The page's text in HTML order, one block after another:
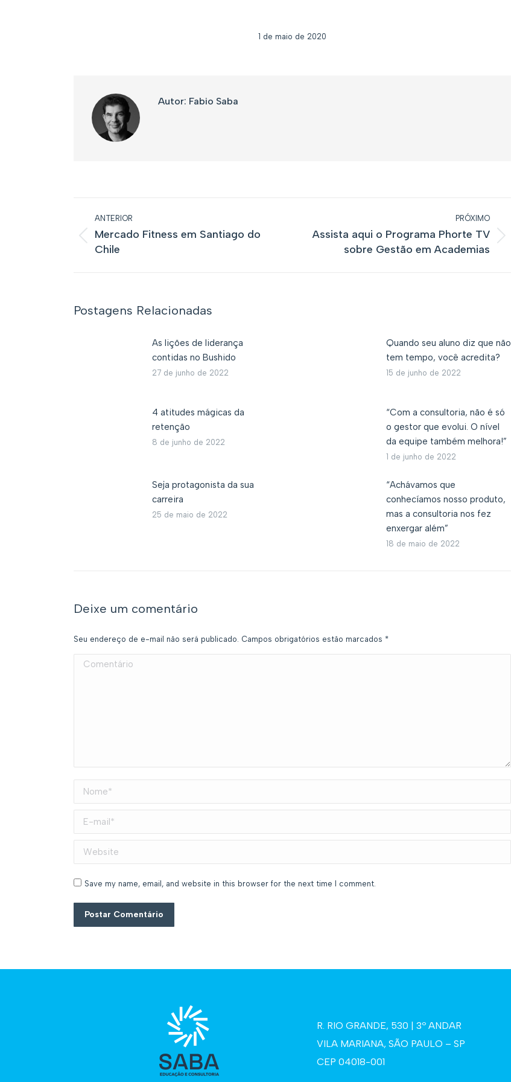
1 de maio de 2020
Autor: Fabio Saba
de
post:
ANTERIOR
anterior:
Mercado Fitness em Santiago do
Chile
PRÓXIMO
Assista aqui o Programa Phorte TV
sobre Gestão em Academias
Postagens Relacionadas
As lições de liderança
contidas no Bushido
27 de junho de 2022
Quando seu aluno diz que não
tem tempo, você acredita?
15 de junho de 2022
4 atitudes mágicas da
retenção
8 de junho de 2022
“Com a consultoria, não é só
o gestor que evolui. O nível
da equipe também melhora!”
1 de junho de 2022
Seja protagonista da sua
carreira
25 de maio de 2022
“Achávamos que
conhecíamos nosso produto,
mas a consultoria nos fez
enxergar além”
18 de maio de 2022
Deixe um comentário
Seu endereço de e-mail não será publicado. Campos obrigatórios estão marcados *
Comentário
Nome *
E-mail *
Website
Save my name, email, and website in this browser for the next time I comment.
Postar Comentário
R. RIO GRANDE, 530 | 3º ANDAR
VILA MARIANA, SÃO PAULO – SP
CEP 04018-001